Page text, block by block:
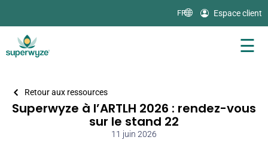
FR | Espace client
☰
Retour aux ressources
Superwyze à l’ARTLH 2026 : rendez-vous
sur le stand 22
11 juin 2026